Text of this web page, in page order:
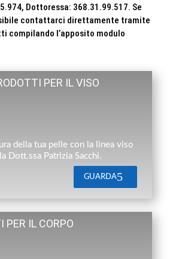
Dottoressa: 368.31.99.517. Se
contattarci direttamente tramite
compilando l’apposito modulo
PER IL VISO
della tua pelle con la linea viso
Dott.ssa Patrizia Sacchi.
GUARDA
PER IL CORPO